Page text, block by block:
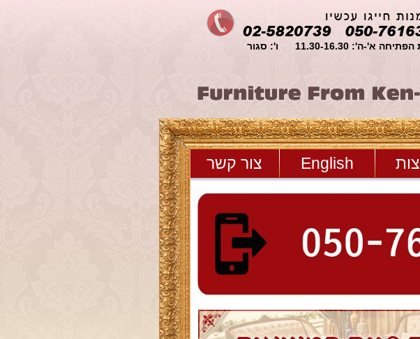
א'-ה': 11.30-16.30 ו': סגור
English צור קשר